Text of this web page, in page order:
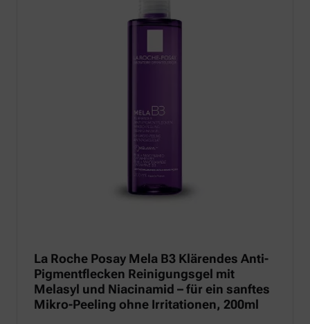
La Roche Posay Mela B3 Klärendes Anti-
Pigmentflecken Reinigungsgel mit
Melasyl und Niacinamid – für ein sanftes
Mikro-Peeling ohne Irritationen, 200ml